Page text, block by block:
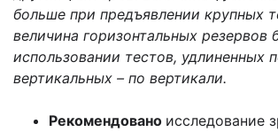
больше при предъявлении крупных
величина горизонтальных резервов
использовании тестов, удлиненных
вертикальных – по вертикали.
Рекомендовано исследование